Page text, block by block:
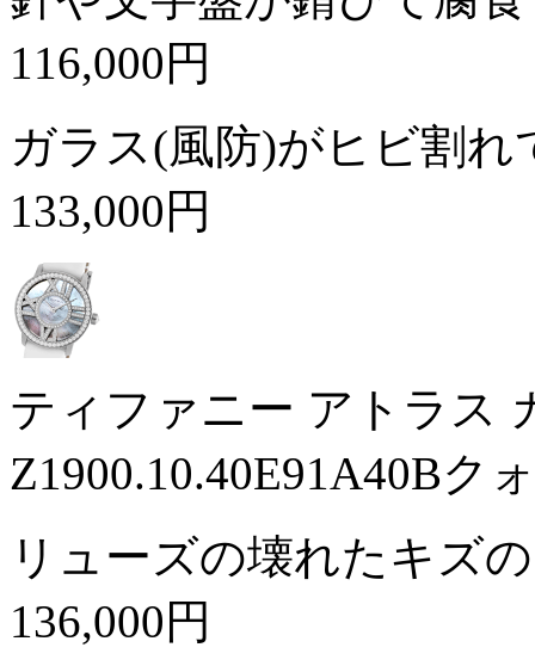
116,000円
ガラス(風防)がヒビ割
133,000円
ティファニー アトラス
Z1900.10.40E91A40Bク
リューズの壊れたキズ
136,000円